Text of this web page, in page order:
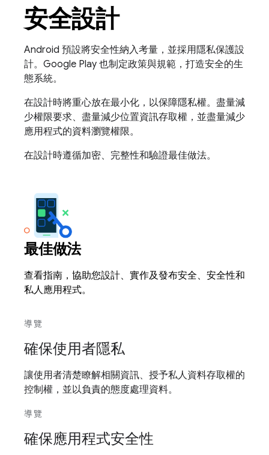
安全設計
Android 預設將安全性納入考量，並採用隱私保護設
計。Google Play 也制定政策與規範，打造安全的生
態系統。
在設計時將重心放在最小化，以保障隱私權。盡量減
少權限要求、盡量減少位置資訊存取權，並盡量減少
應用程式的資料瀏覽權限。
在設計時遵循加密、完整性和驗證最佳做法。
最佳做法
查看指南，協助您設計、實作及發布安全、安全性和
私人應用程式。
導覽
確保使用者隱私
讓使用者清楚瞭解相關資訊、授予私人資料存取權的
控制權，並以負責的態度處理資料。
導覽
確保應用程式安全性